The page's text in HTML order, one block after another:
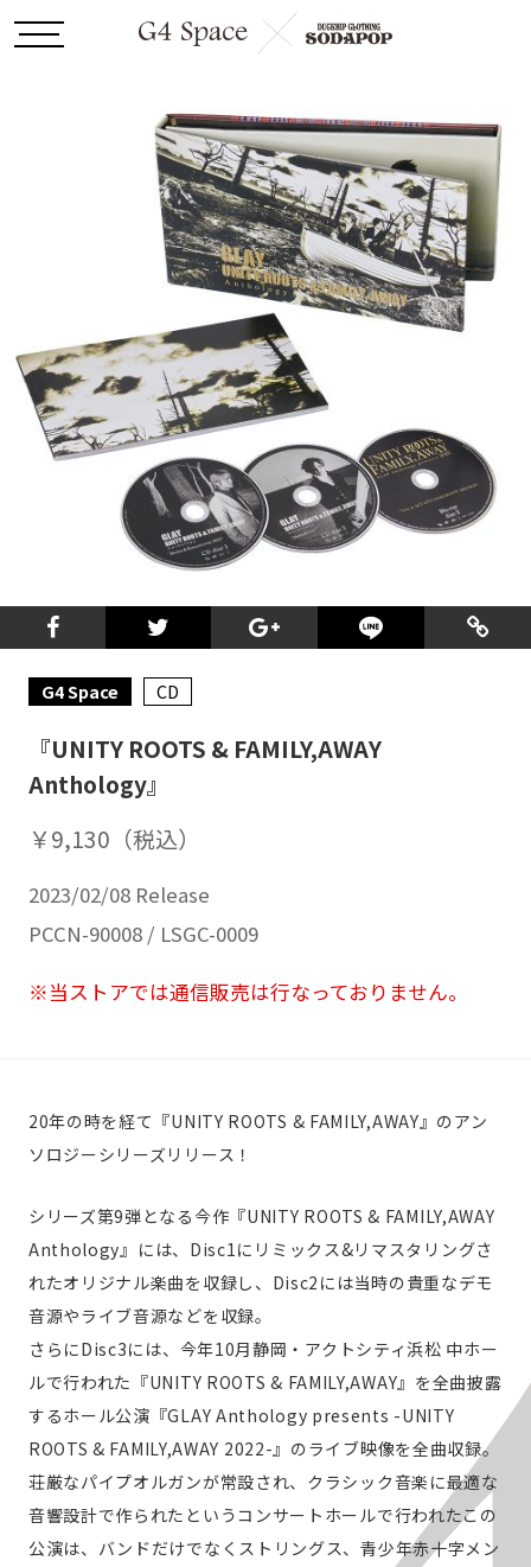
G4 Space CD
『UNITY ROOTS & FAMILY,AWAY
Anthology』
￥9,130（税込）
2023/02/08 Release
PCCN-90008 / LSGC-0009
※当ストアでは通信販売は行なっておりません。
20年の時を経て『UNITY ROOTS & FAMILY,AWAY』のアン
ソロジーシリーズリリース！
シリーズ第9弾となる今作『UNITY ROOTS & FAMILY,AWAY
Anthology』には、Disc1にリミックス&リマスタリングさ
れたオリジナル楽曲を収録し、Disc2には当時の貴重なデモ
音源やライブ音源などを収録。
さらにDisc3には、今年10月静岡・アクトシティ浜松 中ホー
ルで行われた『UNITY ROOTS & FAMILY,AWAY』を全曲披露
するホール公演『GLAY Anthology presents -UNITY
ROOTS & FAMILY,AWAY 2022-』のライブ映像を全曲収録。
荘厳なパイプオルガンが常設され、クラシック音楽に最適な
音響設計で作られたというコンサートホールで行われたこの
公演は、バンドだけでなくストリングス、青少年赤十字メン